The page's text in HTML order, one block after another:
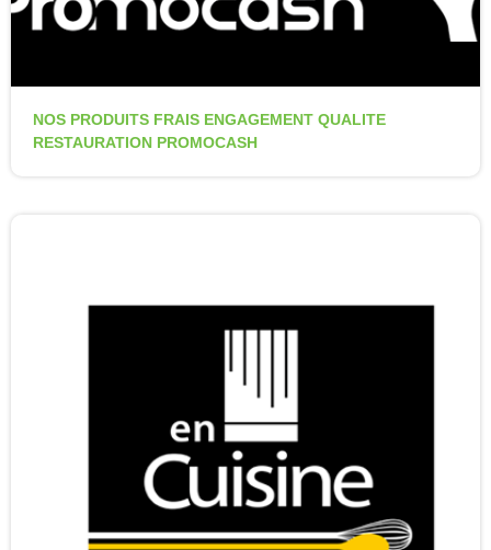
NOS PRODUITS FRAIS ENGAGEMENT QUALITE
RESTAURATION PROMOCASH